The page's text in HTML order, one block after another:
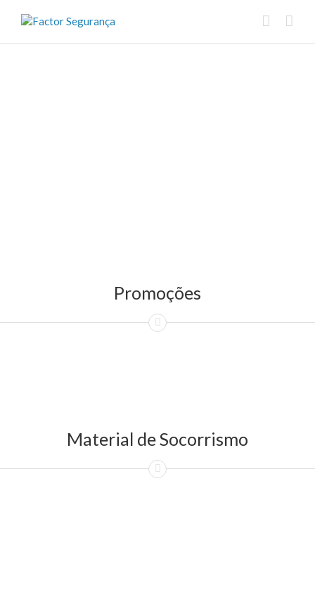
Promoções
Material de Socorrismo